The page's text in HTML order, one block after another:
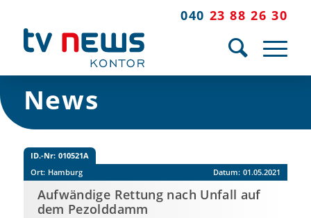
040 23 88 26 30
News
ID.-Nr: 010521A
Ort: Hamburg Datum: 01.05.2021
Aufwändige Rettung nach Unfall auf
dem Pezolddamm